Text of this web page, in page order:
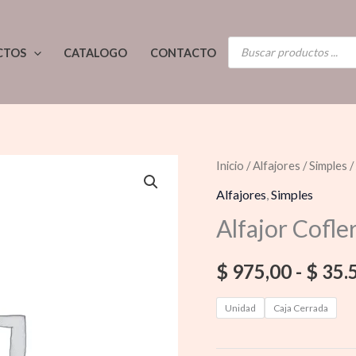
CATALOGO CONTACTO
BÚSQUEDA
DE
PRODUCTOS
Inicio /Alfajores /Simples /
Alfajores Simples
Alfajor
$ 975,00 - $
Unidad Caja Cerrada
Alfajor
Cofler